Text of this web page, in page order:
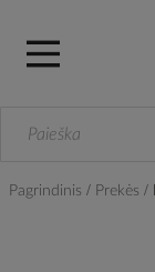
Pagrindinis Prekės